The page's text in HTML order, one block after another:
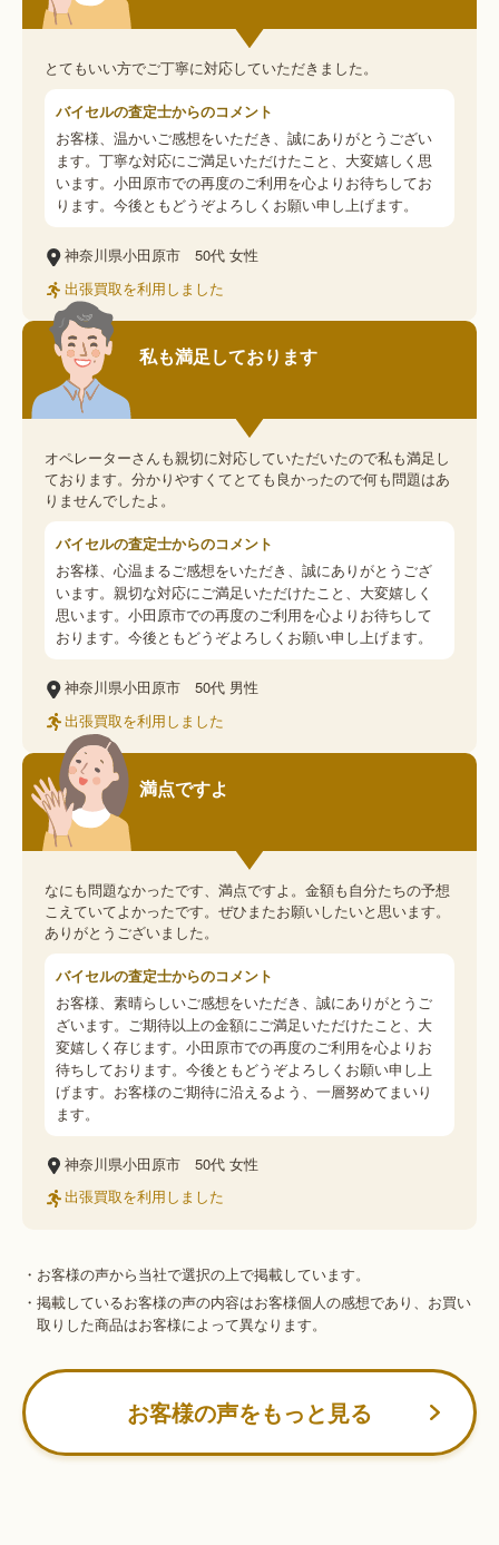
とてもいい方でご丁寧に対応していただきました。
バイセルの査定士からのコメント
お客様、温かいご感想をいただき、誠にありがとうござい
ます。丁寧な対応にご満足いただけたこと、大変嬉しく思
います。小田原市での再度のご利用を心よりお待ちしてお
ります。今後ともどうぞよろしくお願い申し上げます。
神奈川県小田原市 50代 女性
出張買取を利用しました
私も満足しております
オペレーターさんも親切に対応していただいたので私も満足し
ております。分かりやすくてとても良かったので何も問題はあ
りませんでしたよ。
バイセルの査定士からのコメント
お客様、心温まるご感想をいただき、誠にありがとうござ
います。親切な対応にご満足いただけたこと、大変嬉しく
思います。小田原市での再度のご利用を心よりお待ちして
おります。今後ともどうぞよろしくお願い申し上げます。
神奈川県小田原市 50代 男性
出張買取を利用しました
満点ですよ
なにも問題なかったです、満点ですよ。金額も自分たちの予想
こえていてよかったです。ぜひまたお願いしたいと思います。
ありがとうございました。
バイセルの査定士からのコメント
お客様、素晴らしいご感想をいただき、誠にありがとうご
ざいます。ご期待以上の金額にご満足いただけたこと、大
変嬉しく存じます。小田原市での再度のご利用を心よりお
待ちしております。今後ともどうぞよろしくお願い申し上
げます。お客様のご期待に沿えるよう、一層努めてまいり
ます。
神奈川県小田原市 50代 女性
出張買取を利用しました
・お客様の声から当社で選択の上で掲載しています。
・掲載しているお客様の声の内容はお客様個人の感想であり、お買い
取りした商品はお客様によって異なります。
お客様の声をもっと見る